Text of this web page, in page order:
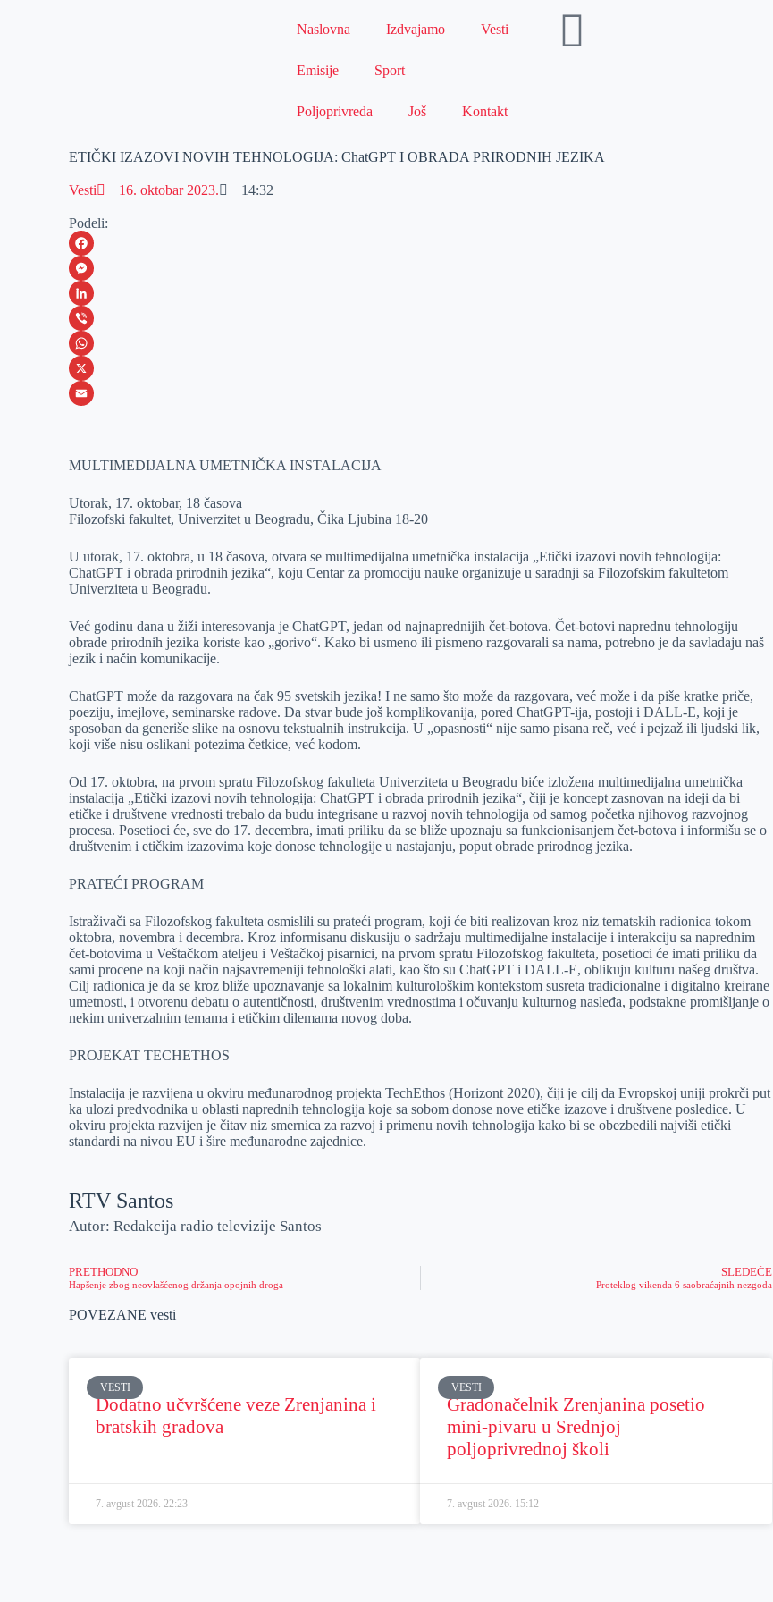
Naslovna Izdvajamo Vesti
Emisije Sport
Poljoprivreda Još Kontakt
ETIČKI IZAZOVI NOVIH TEHNOLOGIJA: ChatGPT I OBRADA PRIRODNIH JEZIKA
Vesti 16. oktobar 2023. 14:32
Podeli:
F
a
c
e
b
o
M
e
s
s
e
e
L
i
n
k
I
V
i
b
W
h
s
p
X
a
l
MULTIMEDIJALNA UMETNIČKA INSTALACIJA
Utorak, 17. oktobar, 18 časova
Filozofski fakultet, Univerzitet u Beogradu, Čika Ljubina 18-20
U utorak, 17. oktobra, u 18 časova, otvara se multimedijalna umetnička instalacija „Etički izazovi novih tehnologija:
ChatGPT i obrada prirodnih jezika“, koju Centar za promociju nauke organizuje u saradnji sa Filozofskim fakultetom
Univerziteta u Beogradu.
Već godinu dana u žiži interesovanja je ChatGPT, jedan od najnaprednijih čet-botova. Čet-botovi naprednu tehnologiju
obrade prirodnih jezika koriste kao „gorivo“. Kako bi usmeno ili pismeno razgovarali sa nama, potrebno je da savladaju naš
jezik i način komunikacije.
ChatGPT može da razgovara na čak 95 svetskih jezika! I ne samo što može da razgovara, već može i da piše kratke priče,
poeziju, imejlove, seminarske radove. Da stvar bude još komplikovanija, pored ChatGPT-ija, postoji i DALL-E, koji je
sposoban da generiše slike na osnovu tekstualnih instrukcija. U „opasnosti“ nije samo pisana reč, već i pejzaž ili ljudski lik,
koji više nisu oslikani potezima četkice, već kodom.
Od 17. oktobra, na prvom spratu Filozofskog fakulteta Univerziteta u Beogradu biće izložena multimedijalna umetnička
instalacija „Etički izazovi novih tehnologija: ChatGPT i obrada prirodnih jezika“, čiji je koncept zasnovan na ideji da bi
etičke i društvene vrednosti trebalo da budu integrisane u razvoj novih tehnologija od samog početka njihovog razvojnog
procesa. Posetioci će, sve do 17. decembra, imati priliku da se bliže upoznaju sa funkcionisanjem čet-botova i informišu se o
društvenim i etičkim izazovima koje donose tehnologije u nastajanju, poput obrade prirodnog jezika.
PRATEĆI PROGRAM
Istraživači sa Filozofskog fakulteta osmislili su prateći program, koji će biti realizovan kroz niz tematskih radionica tokom
oktobra, novembra i decembra. Kroz informisanu diskusiju o sadržaju multimedijalne instalacije i interakciju sa naprednim
čet-botovima u Veštačkom ateljeu i Veštačkoj pisarnici, na prvom spratu Filozofskog fakulteta, posetioci će imati priliku da
sami procene na koji način najsavremeniji tehnološki alati, kao što su ChatGPT i DALL-E, oblikuju kulturu našeg društva.
Cilj radionica je da se kroz bliže upoznavanje sa lokalnim kulturološkim kontekstom susreta tradicionalne i digitalno kreirane
umetnosti, i otvorenu debatu o autentičnosti, društvenim vrednostima i očuvanju kulturnog nasleđa, podstakne promišljanje o
nekim univerzalnim temama i etičkim dilemama novog doba.
PROJEKAT TECHETHOS
Instalacija je razvijena u okviru međunarodnog projekta TechEthos (Horizont 2020), čiji je cilj da Evropskoj uniji prokrči put
ka ulozi predvodnika u oblasti naprednih tehnologija koje sa sobom donose nove etičke izazove i društvene posledice. U
okviru projekta razvijen je čitav niz smernica za razvoj i primenu novih tehnologija kako bi se obezbedili najviši etički
standardi na nivou EU i šire međunarodne zajednice.
RTV Santos
Autor: Redakcija radio televizije Santos
PRETHODNO
Hapšenje zbog neovlašćenog držanja opojnih droga
SLEDEĆE
Proteklog vikenda 6 saobraćajnih nezgoda
POVEZANE vesti
VESTI
Dodatno učvršćene veze Zrenjanina i
bratskih gradova
7. avgust 2026. 22:23
VESTI
Gradonačelnik Zrenjanina posetio
mini-pivaru u Srednjoj
poljoprivrednoj školi
7. avgust 2026. 15:12